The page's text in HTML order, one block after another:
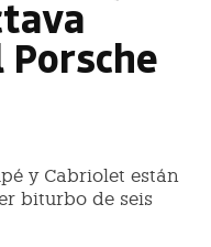
Porsche
y Cabriolet están
biturbo de seis